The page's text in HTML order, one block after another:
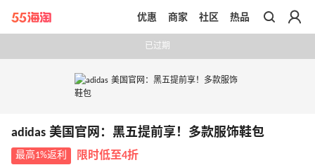
带你去官网买正品
优惠 商家 社区 热品
已过期
adidas 美国官网：黑五提前享！多款服饰鞋包
最高1%返利 限时低至4折